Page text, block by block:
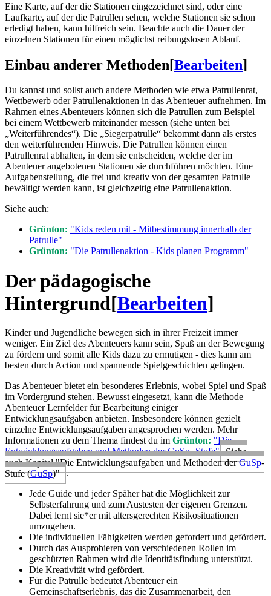
Eine Karte, auf der die Stationen eingezeichnet sind, oder eine
Laufkarte, auf der die Patrullen sehen, welche Stationen sie schon
erledigt haben, kann hilfreich sein. Beachte auch die Dauer der
einzelnen Stationen für einen möglichst reibungslosen Ablauf.
Einbau anderer Methoden[Bearbeiten]
Du kannst und sollst auch andere Methoden wie etwa Patrullenrat,
Wettbewerb oder Patrullenaktionen in das Abenteuer aufnehmen. Im
Rahmen eines Abenteuers können sich die Patrullen zum Beispiel
bei einem Wettbewerb miteinander messen (siehe unten bei
„Weiterführendes“). Die „Siegerpatrulle“ bekommt dann als erstes
den weiterführenden Hinweis. Die Patrullen können einen
Patrullenrat abhalten, in dem sie entscheiden, welche der im
Abenteuer angebotenen Stationen sie durchführen möchten. Eine
Aufgabenstellung, die frei und kreativ von der gesamten Patrulle
bewältigt werden kann, ist gleichzeitig eine Patrullenaktion.
Siehe auch:
Grünton: "Kids reden mit - Mitbestimmung innerhalb der
Patrulle"
Grünton: "Die Patrullenaktion - Kids planen Programm"
Der pädagogische
Hintergrund[Bearbeiten]
Kinder und Jugendliche bewegen sich in ihrer Freizeit immer
weniger. Ein Ziel des Abenteuers kann sein, Spaß an der Bewegung
zu fördern und somit alle Kids dazu zu ermutigen - dies kann am
besten durch Action und spannende Spielgeschichten gelingen.
Das Abenteuer bietet ein besonderes Erlebnis, wobei Spiel und Spaß
im Vordergrund stehen. Bewusst eingesetzt, kann die Methode
Abenteuer Lernfelder für Bearbeitung einiger
Entwicklungsaufgaben anbieten. Insbesondere können gezielt
einzelne Entwicklungsaufgaben angesprochen werden. Mehr
Informationen zu dem Thema findest du im Grünton: "Die
Entwicklungsaufgaben und Methoden der GuSp- Stufe" Siehe
auch Kapitel "Die Entwicklungsaufgaben und Methoden derGuSp-
Stufe (GuSp)" .
Jede Guide und jeder Späher hat die Möglichkeit zur
Selbsterfahrung und zum Austesten der eigenen Grenzen.
Dabei lernt sie*er mit altersgerechten Risikosituationen
umzugehen.
Die individuellen Fähigkeiten werden gefordert und gefördert.
Durch das Ausprobieren von verschiedenen Rollen im
geschützten Rahmen wird die Identitätsfindung unterstützt.
Die Kreativität wird gefördert.
Für die Patrulle bedeutet Abenteuer ein
Gemeinschaftserlebnis, das die Zusammenarbeit, den